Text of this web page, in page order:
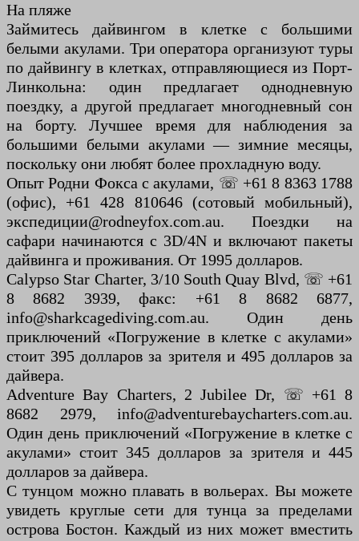
На пляже
Займитесь дайвингом в клетке с большими
белыми акулами. Три оператора организуют туры
по дайвингу в клетках, отправляющиеся из Порт-
Линкольна: один предлагает однодневную
поездку, а другой предлагает многодневный сон
на борту. Лучшее время для наблюдения за
большими белыми акулами — зимние месяцы,
поскольку они любят более прохладную воду.
Опыт Родни Фокса с акулами, ☏ +61 8 8363 1788
(офис), +61 428 810646 (сотовый мобильный),
экспедиции@rodneyfox.com.au. Поездки на
сафари начинаются с 3D/4N и включают пакеты
дайвинга и проживания. От 1995 долларов.
Calypso Star Charter, 3/10 South Quay Blvd, ☏ +61
8 8682 3939, факс: +61 8 8682 6877,
info@sharkcagediving.com.au. Один день
приключений «Погружение в клетке с акулами»
стоит 395 долларов за зрителя и 495 долларов за
дайвера.
Adventure Bay Charters, 2 Jubilee Dr, ☏ +61 8
8682 2979, info@adventurebaycharters.com.au.
Один день приключений «Погружение в клетке с
акулами» стоит 345 долларов за зрителя и 445
долларов за дайвера.
С тунцом можно плавать в вольерах. Вы можете
увидеть круглые сети для тунца за пределами
острова Бостон. Каждый из них может вместить